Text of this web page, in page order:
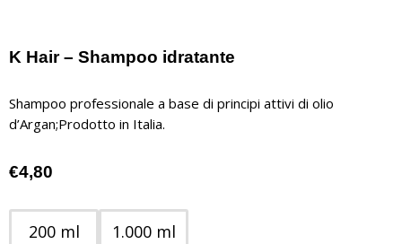
K Hair – Shampoo idratante
Shampoo professionale a base di principi attivi di olio
d’Argan;Prodotto in Italia.
€4,80
200 ml 1.000 ml